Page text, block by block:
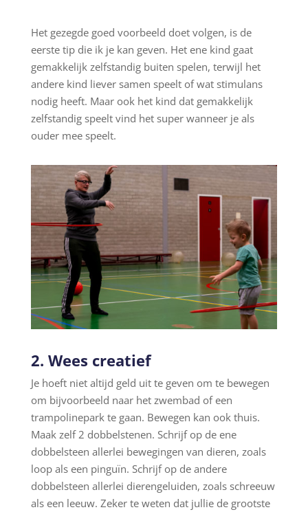
Het gezegde goed voorbeeld doet volgen, is de
eerste tip die ik je kan geven. Het ene kind gaat
gemakkelijk zelfstandig buiten spelen, terwijl het
andere kind liever samen speelt of wat stimulans
nodig heeft. Maar ook het kind dat gemakkelijk
zelfstandig speelt vind het super wanneer je als
ouder mee speelt.
2. Wees creatief
Je hoeft niet altijd geld uit te geven om te bewegen
om bijvoorbeeld naar het zwembad of een
trampolinepark te gaan. Bewegen kan ook thuis.
Maak zelf 2 dobbelstenen. Schrijf op de ene
dobbelsteen allerlei bewegingen van dieren, zoals
loop als een pinguïn. Schrijf op de andere
dobbelsteen allerlei dierengeluiden, zoals schreeuw
als een leeuw. Zeker te weten dat jullie de grootste